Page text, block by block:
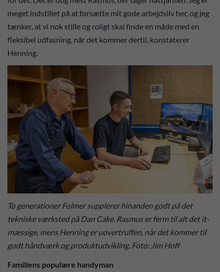
meget indstillet på at forsætte mit gode arbejdsliv her, og jeg
tænker, at vi nok stille og roligt skal finde en måde med en
fleksibel udfasning, når det kommer dertil, konstaterer
Henning.
To generationer Folmer supplerer hinanden godt på det
tekniske værksted på Dan Cake. Rasmus er ferm til alt det it-
mæssige, mens Henning er uovertruffen, når det kommer til
godt håndværk og produktudvikling. Foto: Jim Hoff
Familiens populære handyman